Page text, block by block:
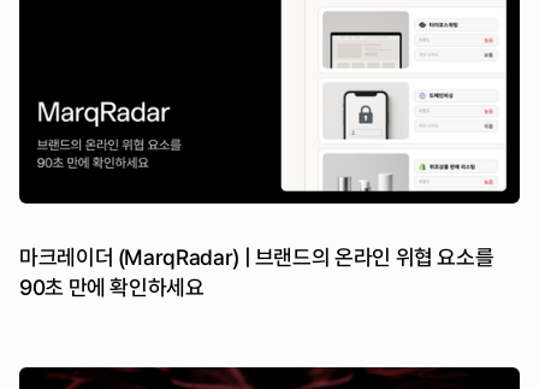
마크레이더 (MarqRadar) | 브랜드의 온라인 위협 요소를
90초 만에 확인하세요